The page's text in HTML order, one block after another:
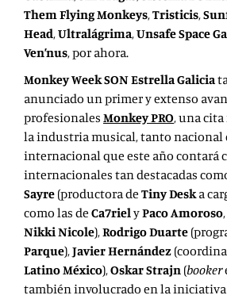
Them Flying Monkeys,Tristicis,
Head,Ultralágrima,Unsafe Space
Ven’nus, por ahora.
Monkey Week SON Estrella Galicia
anunciado un primer y extenso
profesionales Monkey PRO, una
la industria musical, tanto nacional
internacional que este año contará
internacionales tan destacadas
Sayre (productora de Tiny Deska
como las de Ca7rielyPaco Amoroso,
Nikki Nicole),Rodrigo Duarte
Parque),Javier Hernández
Latino México),Oskar Strajn (booker
también involucrado en la iniciativa